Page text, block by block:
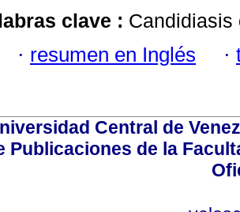
clave : Candidiasis
· resumen en Inglés ·
Central de
Publicaciones de la